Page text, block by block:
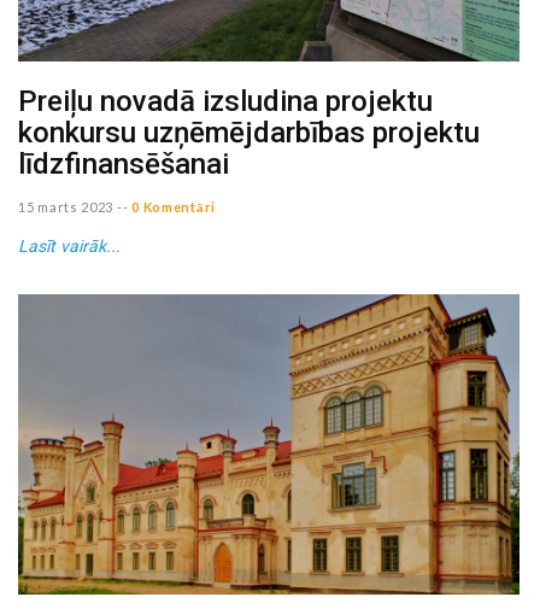
Preiļu novadā izsludina projektu
konkursu uzņēmējdarbības projektu
līdzfinansēšanai
15 marts 2023 -- 0 Komentāri
Lasīt vairāk...